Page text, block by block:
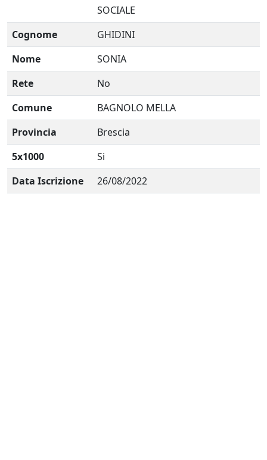
SOCIALE
Cognome
GHIDINI
Nome
SONIA
Rete
No
Comune
BAGNOLO MELLA
Provincia
Brescia
5x1000
Si
Data Iscrizione
26/08/2022